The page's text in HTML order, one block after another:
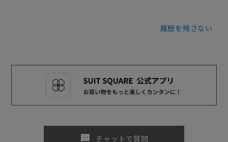
履歴を残さない
sms チャットで質問